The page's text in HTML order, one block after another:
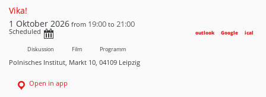
Vika!
1 Oktober 2026 from 19:00 to 21:00
Scheduled ical
Google
outlook
Diskussion Film Programm
Polnisches Institut, Markt 10, 04109 Leipzig
Open in app